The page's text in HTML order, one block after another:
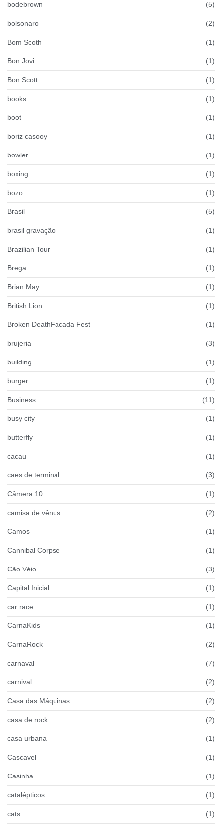
bodebrown (5)
bolsonaro (2)
Bom Scoth (1)
Bon Jovi (1)
Bon Scott (1)
books (1)
boot (1)
boriz casooy (1)
bowler (1)
boxing (1)
bozo (1)
Brasil (5)
brasil gravação (1)
Brazilian Tour (1)
Brega (1)
Brian May (1)
British Lion (1)
Broken DeathFacada Fest (1)
brujeria (3)
building (1)
burger (1)
Business (11)
busy city (1)
butterfly (1)
cacau (1)
caes de terminal (3)
Câmera 10 (1)
camisa de vênus (2)
Camos (1)
Cannibal Corpse (1)
Cão Véio (3)
Capital Inicial (1)
car race (1)
CarnaKids (1)
CarnaRock (2)
carnaval (7)
carnival (2)
Casa das Máquinas (2)
casa de rock (2)
casa urbana (1)
Cascavel (1)
Casinha (1)
catalépticos (1)
cats (1)